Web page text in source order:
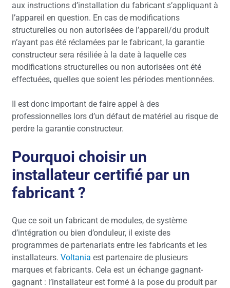
aux instructions d’installation du fabricant s’appliquant à
l’appareil en question. En cas de modifications
structurelles ou non autorisées de l’appareil/du produit
n’ayant pas été réclamées par le fabricant, la garantie
constructeur sera résiliée à la date à laquelle ces
modifications structurelles ou non autorisées ont été
effectuées, quelles que soient les périodes mentionnées.
Il est donc important de faire appel à des
professionnelles lors d’un défaut de matériel au risque de
perdre la garantie constructeur.
Pourquoi choisir un
installateur certifié par un
fabricant ?
Que ce soit un fabricant de modules, de système
d’intégration ou bien d’onduleur, il existe des
programmes de partenariats entre les fabricants et les
installateurs. Voltania est partenaire de plusieurs
marques et fabricants. Cela est un échange gagnant-
gagnant : l’installateur est formé à la pose du produit par